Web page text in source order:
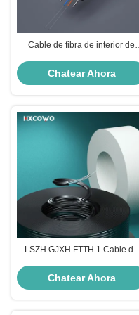
Cable de fibra de interior de
GJXH G657A2
Chatear Ahora
LSZH GJXH FTTH 1 Cable de
telecomunicaciones
Chatear Ahora